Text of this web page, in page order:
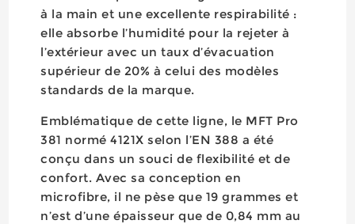
à la main et une excellente respirabilité :
elle absorbe l’humidité pour la rejeter à
l’extérieur avec un taux d’évacuation
supérieur de 20% à celui des modèles
standards de la marque.
Emblématique de cette ligne, le MFT Pro
381 normé 4121X selon l’EN 388 a été
conçu dans un souci de flexibilité et de
confort. Avec sa conception en
microfibre, il ne pèse que 19 grammes et
n’est d’une épaisseur que de 0,84 mm au